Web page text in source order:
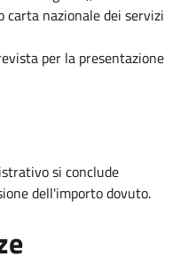
carta nazionale dei servizi
per la presentazione
si conclude
dell'importo dovuto.